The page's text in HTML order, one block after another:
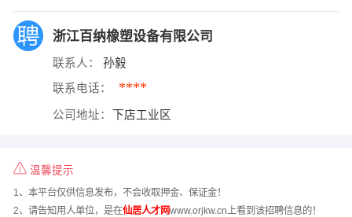
浙江百纳橡塑设备有限公司
联系人： 孙毅
联系电话： ****
公司地址： 下店工业区
温馨提示
1、本平台仅供信息发布，不会收取押金、保证金！
2、请告知用人单位，是在仙居人才网www.orjkw.cn上看到该招聘信息的！